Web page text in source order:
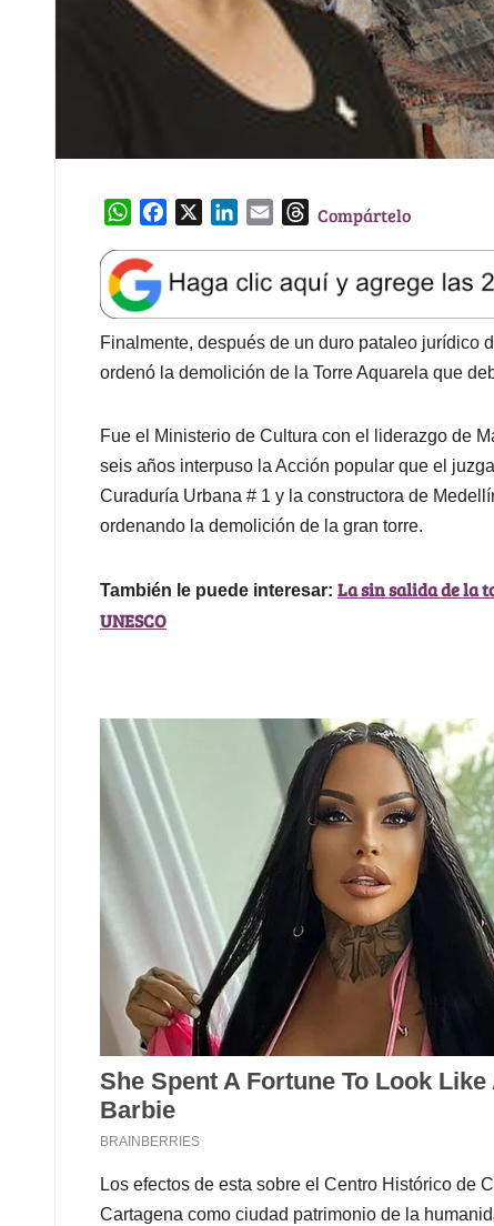
W
a
t
s
A
p
e
b
o
o
k
e
d
I
l
T
e
a
d
s
Compártelo
Finalmente, después de un duro pataleo jurídico
ordenó la demolición de la Torre Aquarela que
Fue el Ministerio de Cultura con el liderazgo de
seis años interpuso la Acción popular que el
Curaduría Urbana # 1 y la constructora de
ordenando la demolición de la gran torre.
También le puede interesar: La sin salida de la
UNESCO
Los efectos de esta sobre el Centro Histórico de
Cartagena como ciudad patrimonio de la